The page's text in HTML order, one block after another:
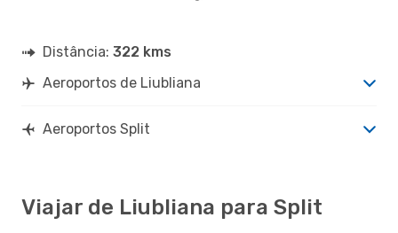
Distância: 322 kms
Aeroportos de Liubliana
Aeroportos Split
Viajar de Liubliana para Split